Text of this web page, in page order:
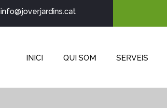
info@joverjardins.cat
INICI QUI SOM SERVEIS